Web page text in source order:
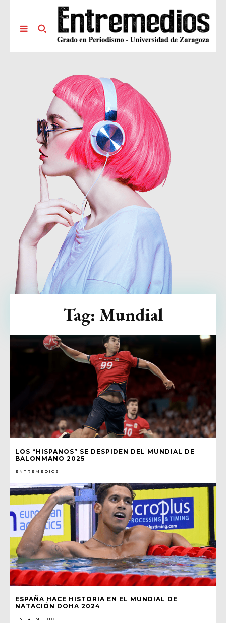
LOS “HISPANOS” SE DESPIDEN DEL MUNDIAL DE
BALONMANO 2025
ENTREMEDIOS
ESPAÑA HACE HISTORIA EN EL MUNDIAL DE
NATACIÓN DOHA 2024
ENTREMEDIOS
Tag: Mundial